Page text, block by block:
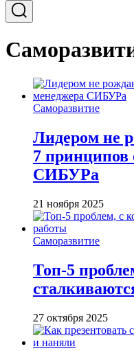
Саморазвитие
Лидером не
7 принципов
СИБУРа
21 ноября 2025
Саморазвитие
Топ-5
27 октября 2025